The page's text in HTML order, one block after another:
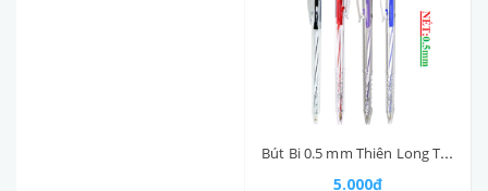
Bút Bi 0.5 mm Thiên Long TL-027
5.000₫